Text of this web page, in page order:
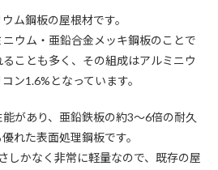
ム鋼板の屋根材です。
ウム・亜鉛合金メッキ鋼板のことで
ことも多く、その組成はアルミニウ
ン1.6%となっています。
があり、亜鉛鉄板の約3～6倍の耐久
れた表面処理鋼板です。
しかなく非常に軽量なので、既存の屋